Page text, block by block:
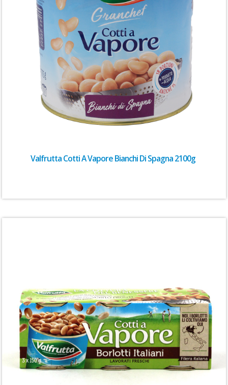
Valfrutta Cotti A Vapore Bianchi Di Spagna 2100g